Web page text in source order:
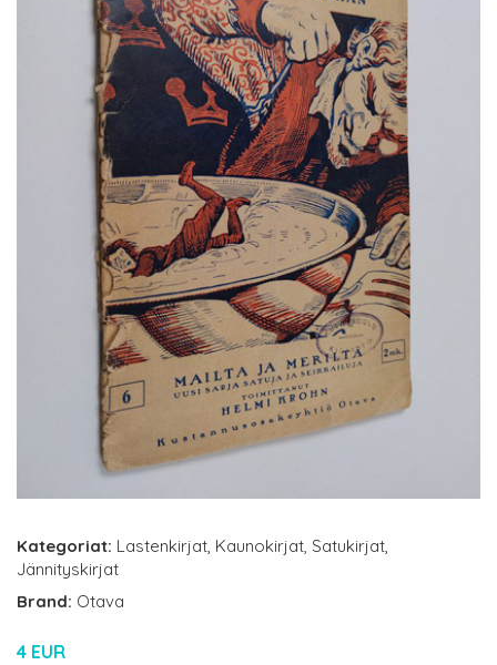
Kategoriat: Lastenkirjat, Kaunokirjat, Satukirjat,
Jännityskirjat
Brand: Otava
4 EUR